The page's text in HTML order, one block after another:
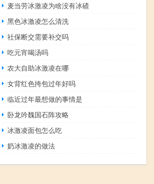
麦当劳冰激凌为啥没有冰碴
黑色冰激凌怎么清洗
社保断交需要补交吗
吃元宵喝汤吗
农大自助冰激凌在哪
女背红色挎包过年好吗
临近过年最想做的事情是
卧龙吟魏国石阵攻略
冰激凌面包怎么吃
奶冰激凌的做法